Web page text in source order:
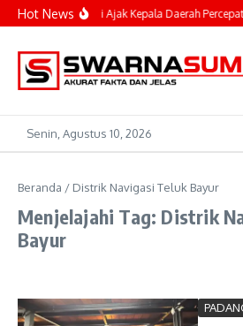
Lewati ke konten
Hot NewsMahyeldi Ajak Kepala Daerah
Senin, Agustus 10, 2026
Beranda / Distrik Navigasi Teluk Bayur
Menjelajahi Tag: Distrik
Bayur